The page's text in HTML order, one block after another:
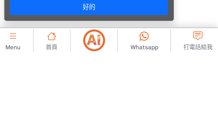
Menu 首頁 Whatsapp 打電話給我
好的